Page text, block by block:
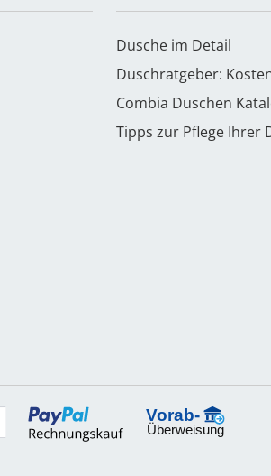
Dusche im Detail
Duschratgeber:
Combia Duschen
Tipps zur Pflege Ihrer